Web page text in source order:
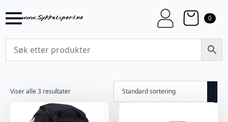
0
Viser alle 3 resultater